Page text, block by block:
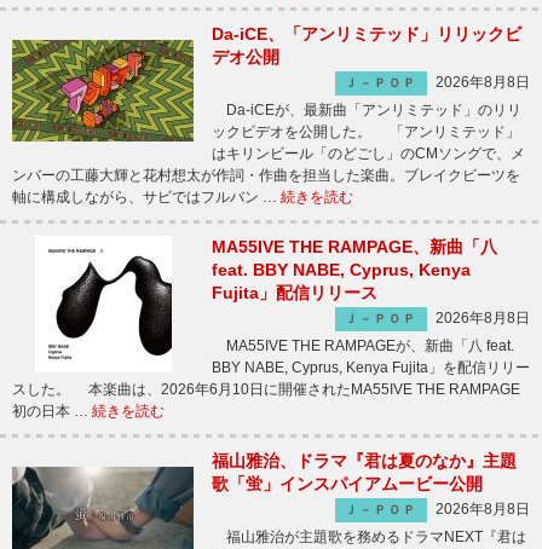
Da-iCE、「アンリミテッド」リリックビ
デオ公開
Ｊ－ＰＯＰ
2026年8月8日
Da-iCEが、最新曲「アンリミテッド」のリリ
ックビデオを公開した。 「アンリミテッド」
はキリンビール「のどごし」のCMソングで、メ
ンバーの工藤大輝と花村想太が作詞・作曲を担当した楽曲。ブレイクビーツを
軸に構成しながら、サビではフルバン … 続きを読む
MA55IVE THE RAMPAGE、新曲「八
feat. BBY NABE, Cyprus, Kenya
Fujita」配信リリース
Ｊ－ＰＯＰ
2026年8月8日
MA55IVE THE RAMPAGEが、新曲「八 feat.
BBY NABE, Cyprus, Kenya Fujita」を配信リリー
スした。 本楽曲は、2026年6月10日に開催されたMA55IVE THE RAMPAGE
初の日本 … 続きを読む
福山雅治、ドラマ『君は夏のなか』主題
歌「蛍」インスパイアムービー公開
Ｊ－ＰＯＰ
2026年8月8日
福山雅治が主題歌を務めるドラマNEXT『君は